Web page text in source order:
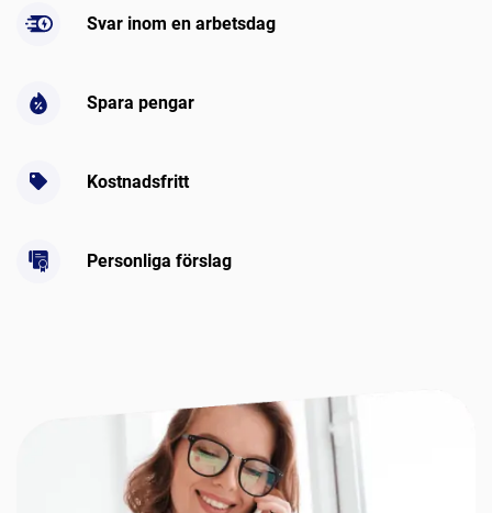
Svar inom en arbetsdag
Spara pengar
Kostnadsfritt
Personliga förslag